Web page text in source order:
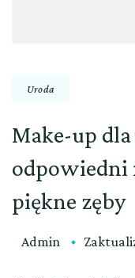
Uroda
Make-up
odpowiedni
piękne zęby
Admin